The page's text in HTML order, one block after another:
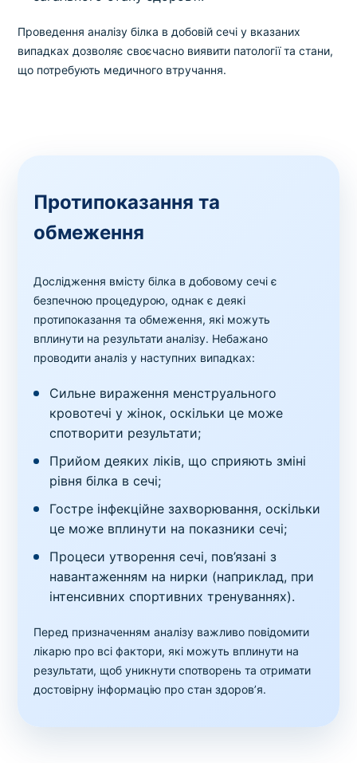
Проведення аналізу білка в добовій сечі у вказаних
випадках дозволяє своєчасно виявити патології та стани,
що потребують медичного втручання.
Протипоказання та
обмеження
Дослідження вмісту білка в добовому сечі є
безпечною процедурою, однак є деякі
протипоказання та обмеження, які можуть
вплинути на результати аналізу. Небажано
проводити аналіз у наступних випадках:
Сильне вираження менструального
кровотечі у жінок, оскільки це може
спотворити результати;
Прийом деяких ліків, що сприяють зміні
рівня білка в сечі;
Гостре інфекційне захворювання, оскільки
це може вплинути на показники сечі;
Процеси утворення сечі, пов’язані з
навантаженням на нирки (наприклад, при
інтенсивних спортивних тренуваннях).
Перед призначенням аналізу важливо повідомити
лікарю про всі фактори, які можуть вплинути на
результати, щоб уникнути спотворень та отримати
достовірну інформацію про стан здоров’я.